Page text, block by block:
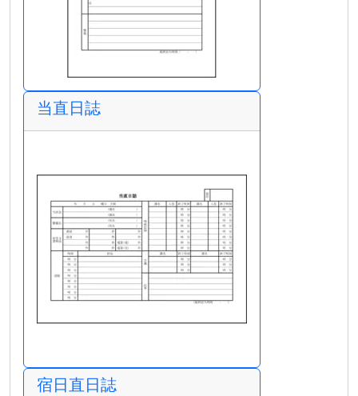
当直日誌
宿日直日誌